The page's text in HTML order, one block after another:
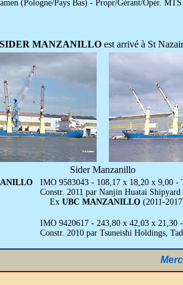
(Pologne/Pays Bas) - Propr/Gérant/Opér.
SIDER MANZANILLO est arrivé à St
Sider Manzanillo
IMO 9583043 - 108,17 x 18,20 x 9,00 -
Constr. 2011 par Nanjin Huatai
Ex UBC MANZANILLO (2011-
IMO 9420617 - 243,80 x 42,03 x
Constr. 2010 par Tsuneishi Holdings,